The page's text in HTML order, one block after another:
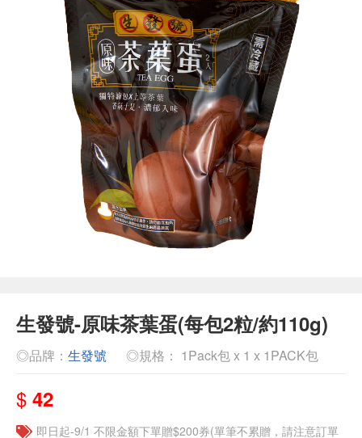
生發號-原味茶葉蛋(每包2粒/約110g)
◎品牌： 生發號 ◎規格： 1Pack包 x 1 x 1PACK包
$ 42
即日起-9/1 不限金額下單贈$200券(單筆不累贈，請注意訂單